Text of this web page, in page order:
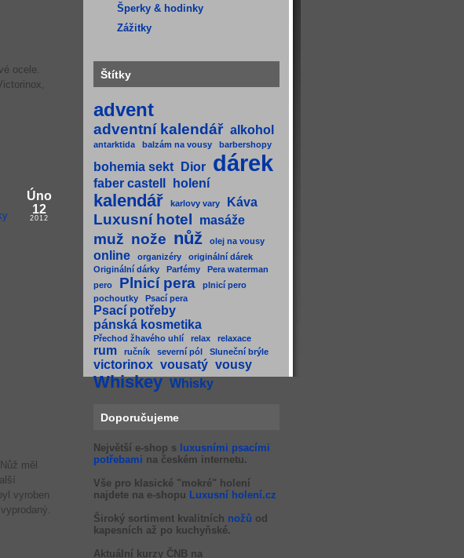
ocele.
Úno
12
2012
měl
vyroben
Šperky & hodinky
Zážitky
Štítky
advent
adventní kalendář alkohol
antarktida balzám na vousy barbershopy
bohemia sekt Dior dárek
faber castell holení
kalendář karlovy vary Káva
Luxusní hotel masáže
muž nože nůž olej na vousy
online organizéry
originální dárek
Originální dárky
Parfémy
Pera waterman
pero
Plnicí pera
plnicí pero
pochoutky
Psací pera
Psací potřeby
pánská kosmetika
Přechod žhavého uhlí relax relaxace
rum ručník severní pól Sluneční brýle
victorinox vousatý vousy
Whiskey Whisky
Doporučujeme
Největší e-shop s
luxusními psacími
potřebami na českém internetu.
Vše pro klasické "mokré" holení
najdete na e-shopu Luxusní holení.cz
Široký sortiment kvalitních nožů od
kapesních až po kuchyňské.
Aktuální kurzy ČNB na